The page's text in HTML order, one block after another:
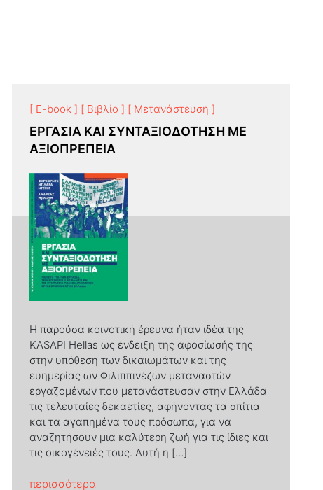
[ E-book ] [ Βιβλίο ] [ Μετανάστευση ]
ΕΡΓΑΣΙΑ ΚΑΙ ΣΥΝΤΑΞΙΟΔΟΤΗΣΗ ΜΕ
ΑΞΙΟΠΡΕΠΕΙΑ
Η παρούσα κοινοτική έρευνα ήταν ιδέα της
KASAPI Hellas ως ένδειξη της αφοσίωσής της
στην υπόθεση των δικαιωμάτων και της
ευημερίας ων Φιλιππινέζων μεταναστών
εργαζομένων που μετανάστευσαν στην Ελλάδα
τις τελευταίες δεκαετίες, αφήνοντας τα σπίτια
και τα αγαπημένα τους πρόσωπα, για να
αναζητήσουν μια καλύτερη ζωή για τις ίδιες και
τις οικογένειές τους. Αυτή η […]
περισσότερα